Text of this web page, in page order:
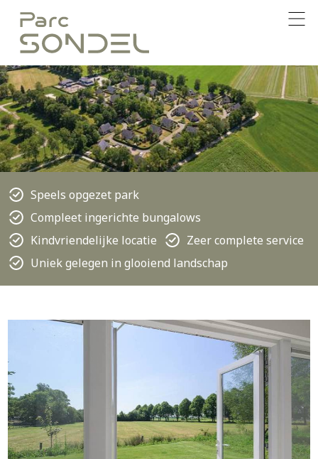
Speels opgezet park
Compleet ingerichte bungalows
Kindvriendelijke locatie
Zeer complete service
Uniek gelegen in glooiend landschap